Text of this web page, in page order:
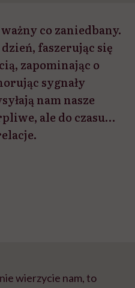
co zaniedbany.
faszerując się
zapominając o
sygnały
nam nasze
ale do czasu…
wierzycie nam, to